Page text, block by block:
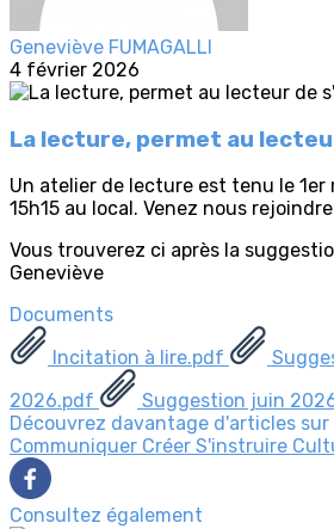
Geneviève FUMAGALLI
4 février 2026
La lecture, permet au
Un atelier de lecture est tenu le 1er
15h15 au local. Venez nous rejoindre
Vous trouverez ci après la
Geneviève
Documents
Incitation à lire.pdf
2026.pdf
Suggestion juin
Découvrez davantage d'articles sur
Communiquer Créer S'instruire
Consultez également